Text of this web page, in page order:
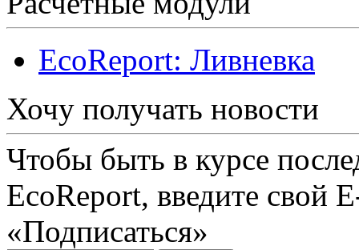
EcoReport: Ливневка
Хочу получать новости
Чтобы быть в курсе
EcoReport, введите свой
«Подписаться»